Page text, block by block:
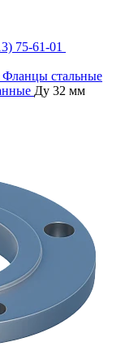
75-61-01
Фланцы стальные
Ду 32 мм